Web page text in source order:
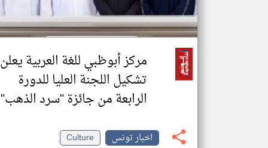
مركز أبوظبي للغة العربية يعلن
تشكيل اللجنة العليا للدورة
الرابعة من جائزة "سرد الذهب"
اخبار تونس
Culture